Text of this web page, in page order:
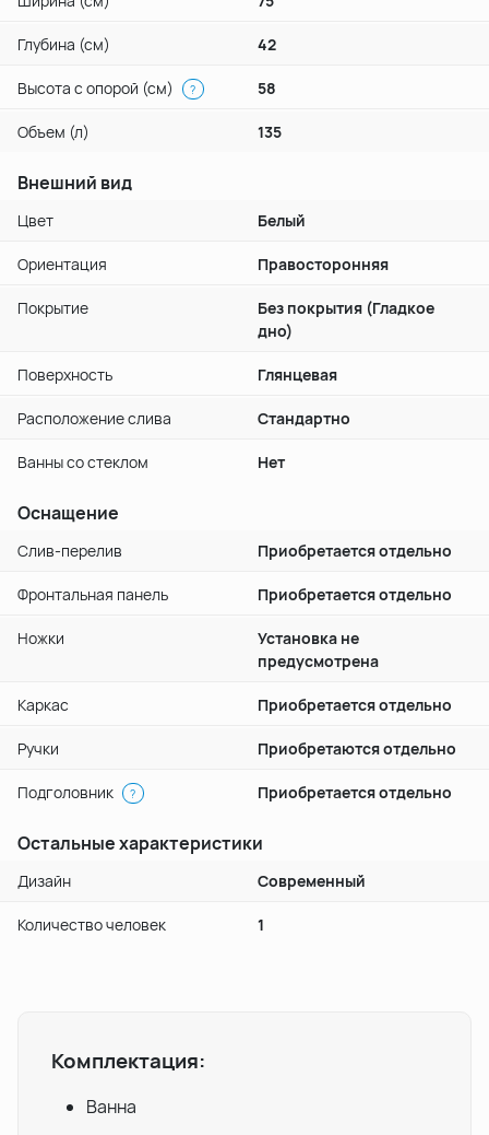
Глубина (см) 42
Высота с опорой (см) ? 58
Объем (л) 135
Внешний вид
Цвет Белый
Ориентация Правосторонняя
Покрытие
Без покрытия (Гладкое
дно)
Поверхность Глянцевая
Расположение cлива Стандартно
Ванны со стеклом Нет
Оснащение
Слив-перелив Приобретается отдельно
Фронтальная панель Приобретается отдельно
Ножки
Установка не
предусмотрена
Каркас Приобретается отдельно
Ручки Приобретаются отдельно
Подголовник ? Приобретается отдельно
Остальные характеристики
Дизайн Современный
Количество человек 1
Комплектация:
Ванна